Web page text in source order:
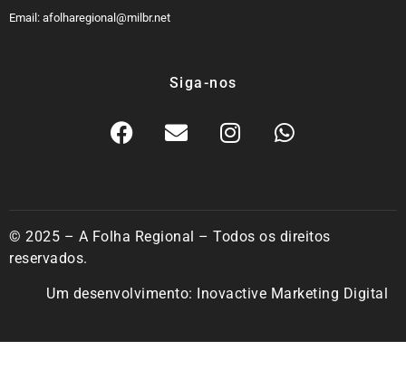
Email: afolharegional@milbr.net
Siga-nos
© 2025 – A Folha Regional – Todos os direitos
reservados.
Um desenvolvimento: Inovactive Marketing Digital